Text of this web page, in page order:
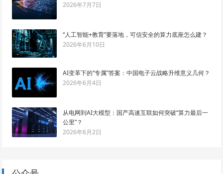
2026年7月7日
“人工智能+教育”要落地，可信安全的算力底座怎么建？
2026年6月10日
AI变革下的“专属”答案：中国电子云战略升维意义几何？
2026年6月4日
从电网到AI大模型：国产高速互联如何突破“算力最后一
公里”？
2026年6月2日